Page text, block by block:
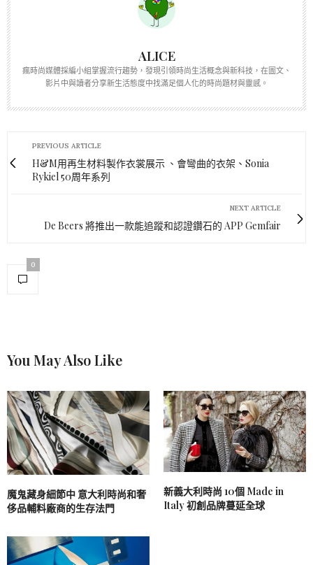
ALICE
瘋時尚媒體採編小組掌握流行趨勢，發現引領時尚生活概念與新科技，在圖文、
影片中與讀者分享新生活態度中找滿足個人化的時尚題材與靈感。
PREVIOUS ARTICLE
H&M用再生材料製作衣裳展示 、會彎曲的衣架、Sonia
Rykiel 50周年系列
NEXT ARTICLE
De Beers 將推出一款能追蹤和認證鑽石的 APP Gemfair
0
You May Also Like
魔鬼藏身細節中 意大利時尚和奢
侈品輔料廠商的生存法門
新義大利時尚 10個 Made in
Italy 初創品牌蔓延全球